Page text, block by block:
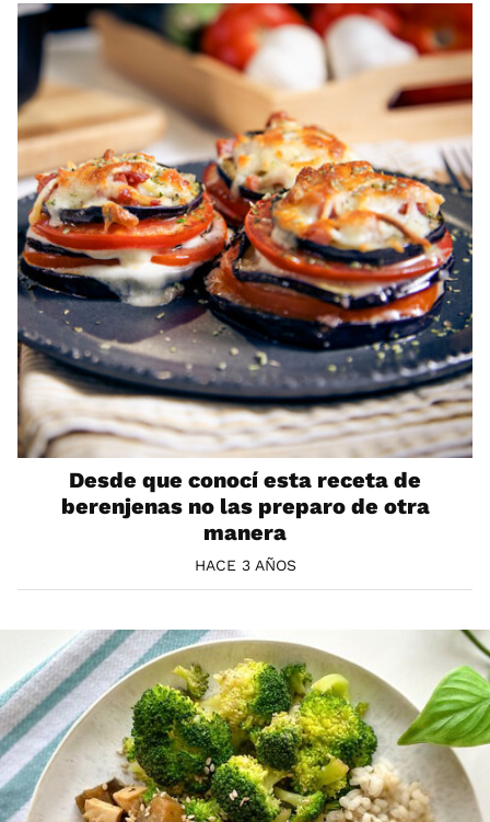
Desde que conocí esta receta de
berenjenas no las preparo de otra
manera
HACE 3 AÑOS